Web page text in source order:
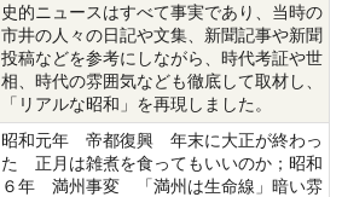
史的ニュースはすべて事実であり、当時の
市井の人々の日記や文集、新聞記事や新聞
投稿などを参考にしながら、時代考証や世
相、時代の雰囲気なども徹底して取材し、
「リアルな昭和」を再現しました。
昭和元年 帝都復興 年末に大正が終わっ
た 正月は雑煮を食ってもいいのか；昭和
６年 満州事変 「満州は生命線」暗い雰